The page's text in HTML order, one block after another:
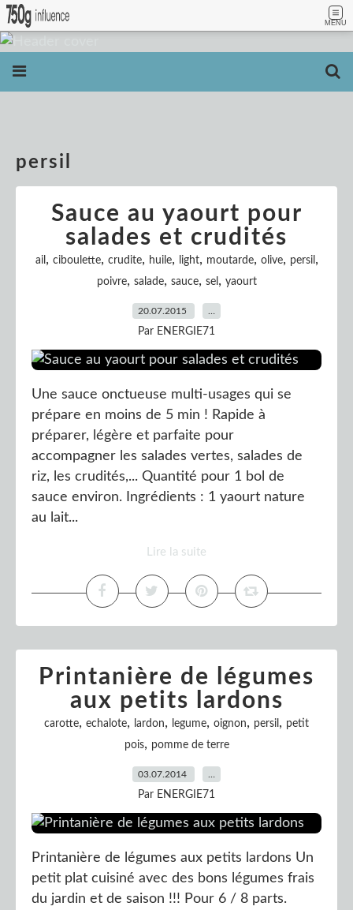
MENU
persil
Sauce au yaourt pour
salades et crudités
ail, ciboulette, crudite, huile, light, moutarde, olive, persil,
poivre, salade, sauce, sel, yaourt
20.07.2015
Par ENERGIE71
Une sauce onctueuse multi-usages qui se
prépare en moins de 5 min ! Rapide à
préparer, légère et parfaite pour
accompagner les salades vertes, salades de
riz, les crudités,... Quantité pour 1 bol de
sauce environ. Ingrédients : 1 yaourt nature
au lait...
Lire la suite
Printanière de légumes
aux petits lardons
carotte, echalote, lardon, legume, oignon, persil , petit
pois, pomme de terre
03.07.2014
Par ENERGIE71
Printanière de légumes aux petits lardons Un
petit plat cuisiné avec des bons légumes frais
du jardin et de saison !!! Pour 6 / 8 parts.